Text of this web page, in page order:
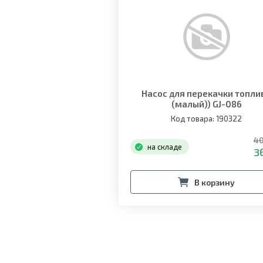
Насос для перекачки
(малый)) GJ-086
Код товара: 190322
на складе
В корзину